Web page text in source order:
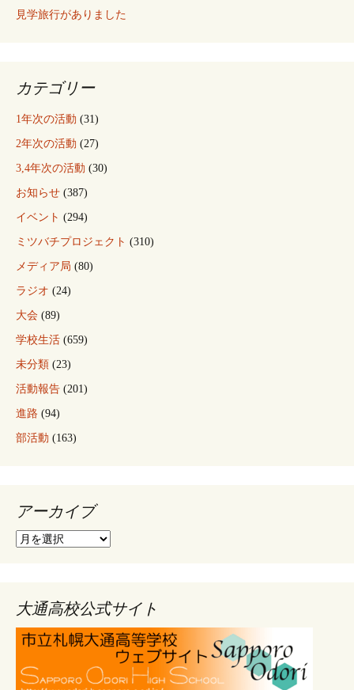
シ
ョ
ン
見学旅行がありました
カテゴリー
1年次の活動 (31)
2年次の活動 (27)
3,4年次の活動 (30)
お知らせ (387)
イベント (294)
ミツバチプロジェクト (310)
メディア局 (80)
ラジオ (24)
大会 (89)
学校生活 (659)
未分類 (23)
活動報告 (201)
進路 (94)
部活動 (163)
アーカイブ
ア
ブ
大通高校公式サイト